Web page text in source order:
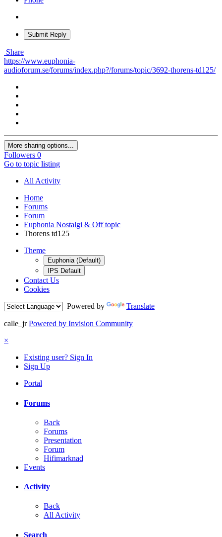
Submit Reply
Share
https://www.euphonia-
audioforum.se/forums/index.php?/forums/topic/3692-thorens-td125/
More sharing options...
Followers 0
Go to topic listing
All Activity
Home
Forums
Forum
Euphonia Nostalgi & Off topic
Thorens td125
Theme
Euphonia (Default)
IPS Default
Contact Us
Cookies
Powered by
Translate
calle_jr Powered by Invision Community
×
Existing user? Sign In
Sign Up
Portal
Forums
Back
Forums
Presentation
Forum
Hifimarknad
Events
Activity
Back
All Activity
Search